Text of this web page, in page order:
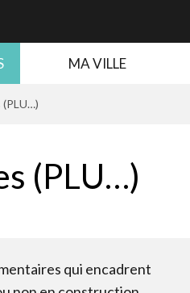
MA VILLE
(PLU…)
qui encadrent